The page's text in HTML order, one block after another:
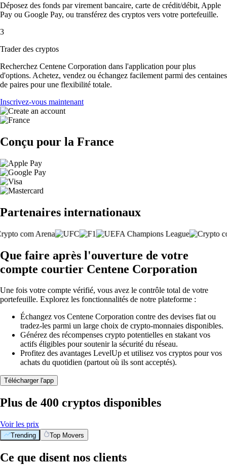
Déposez des fonds par virement bancaire, carte de crédit/débit, Apple
Pay ou Google Pay, ou transférez des cryptos vers votre portefeuille.
3
Trader des cryptos
Recherchez Centene Corporation dans l'application pour plus
d'options. Achetez, vendez ou échangez facilement parmi des centaines
de paires pour une flexibilité totale.
Inscrivez-vous maintenant
Conçu pour la France
Partenaires internationaux
Que faire après l'ouverture de votre
compte courtier Centene Corporation
Une fois votre compte vérifié, vous avez le contrôle total de votre
portefeuille. Explorez les fonctionnalités de notre plateforme :
Échangez vos Centene Corporation contre des devises fiat ou
tradez-les parmi un large choix de crypto-monnaies disponibles.
Générez des récompenses crypto potentielles en stakant vos
actifs éligibles pour soutenir la sécurité du réseau.
Profitez des avantages LevelUp et utilisez vos cryptos pour vos
achats du quotidien (partout où ils sont acceptés).
Télécharger l'app
Plus de 400 cryptos disponibles
Voir les prix
Trending Top Movers
Ce que disent nos clients